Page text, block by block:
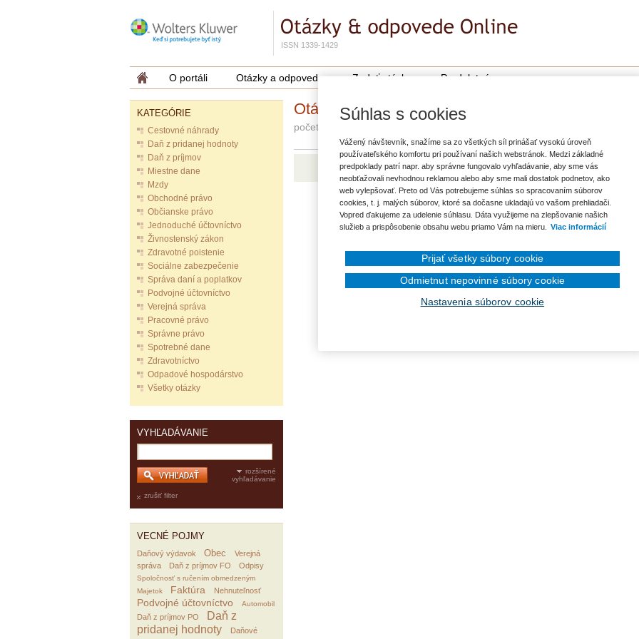
ISSN 1339-1429
O portáli Otázky a odpovede Zadať otázku Predplatné
KATEGÓRIE
Cestovné náhrady
Daň z pridanej hodnoty
Daň z príjmov
Miestne dane
Mzdy
Obchodné právo
Občianske právo
Jednoduché účtovníctvo
Živnostenský zákon
Zdravotné poistenie
Sociálne zabezpečenie
Správa daní a poplatkov
Podvojné účtovníctvo
Verejná správa
Pracovné právo
Správne právo
Spotrebné dane
Zdravotníctvo
Odpadové hospodárstvo
Všetky otázky
VYHĽADÁVANIE
rozšírené
vyhľadávanie
zrušiť filter
VECNÉ POJMY
Daňový výdavok Obec
Verejná
správa
Daň z príjmov FO Odpisy
Spoločnosť s ručením obmedzeným
Majetok
Faktúra Nehnuteľnosť
Podvojné účtovníctvo Automobil
Daň z príjmov PO
Daň z
pridanej hodnoty
Daňové
Otázky s vecným pojmom:
počet otázok s vecným pojmom : 0
Žiadne otázky
Súhlas s cookies
Vážený návštevník, snažíme sa zo všetkých síl prinášať vysokú úroveň
používateľského komfortu pri používaní našich webstránok. Medzi základné
predpoklady patrí napr. aby správne fungovalo vyhľadávanie, aby sme vás
neobťažovali nevhodnou reklamou alebo aby sme mali dostatok podnetov, ako
web vylepšovať. Preto od Vás potrebujeme súhlas so spracovaním súborov
cookies, t. j. malých súborov, ktoré sa dočasne ukladajú vo vašom prehliadači.
Vopred ďakujeme za udelenie súhlasu. Dáta využijeme na zlepšovanie našich
služieb a prispôsobenie obsahu webu priamo Vám na mieru.
Viac informácií
Nastavenia súborov cookie
Odmietnut nepovinné súbory cookie
Prijať všetky súbory cookie